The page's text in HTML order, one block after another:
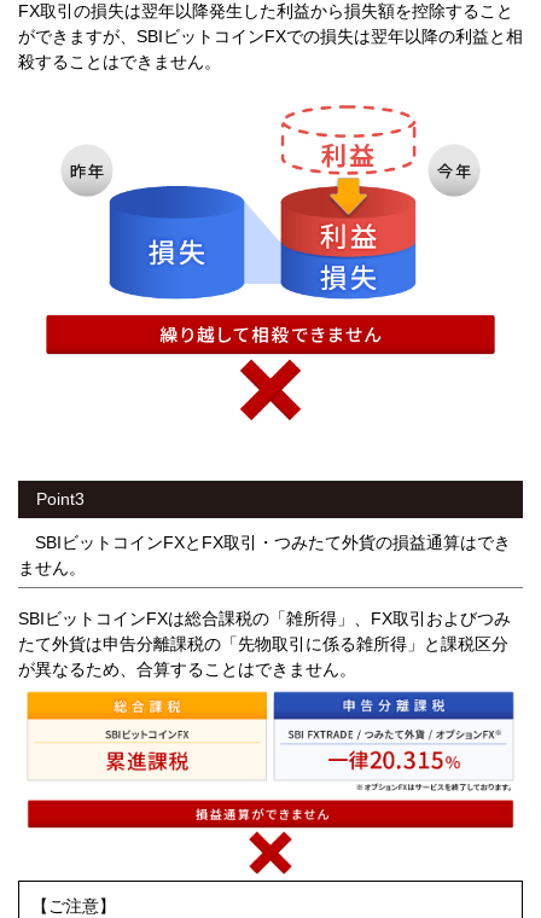
FX取引の損失は翌年以降発生した利益から損失額を控除すること
ができますが、SBIビットコインFXでの損失は翌年以降の利益と相
殺することはできません。
Point3
SBIビットコインFXとFX取引・つみたて外貨の損益通算はでき
ません。
SBIビットコインFXは総合課税の「雑所得」、FX取引およびつみ
たて外貨は申告分離課税の「先物取引に係る雑所得」と課税区分
が異なるため、合算することはできません。
【ご注意】